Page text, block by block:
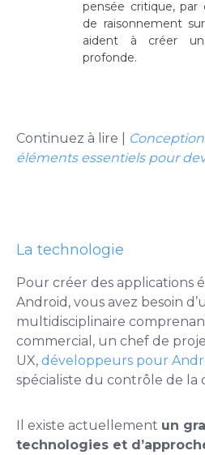
pensée critique,
de raisonnement
aident à créer
profonde.
Continuez à lire |
éléments essentiels pour
La technologie
Pour créer des applications
Android, vous avez besoin
multidisciplinaire
commercial, un chef de
UX, développeurs pour
spécialiste du contrôle de la
Il existe actuellement un
technologies et